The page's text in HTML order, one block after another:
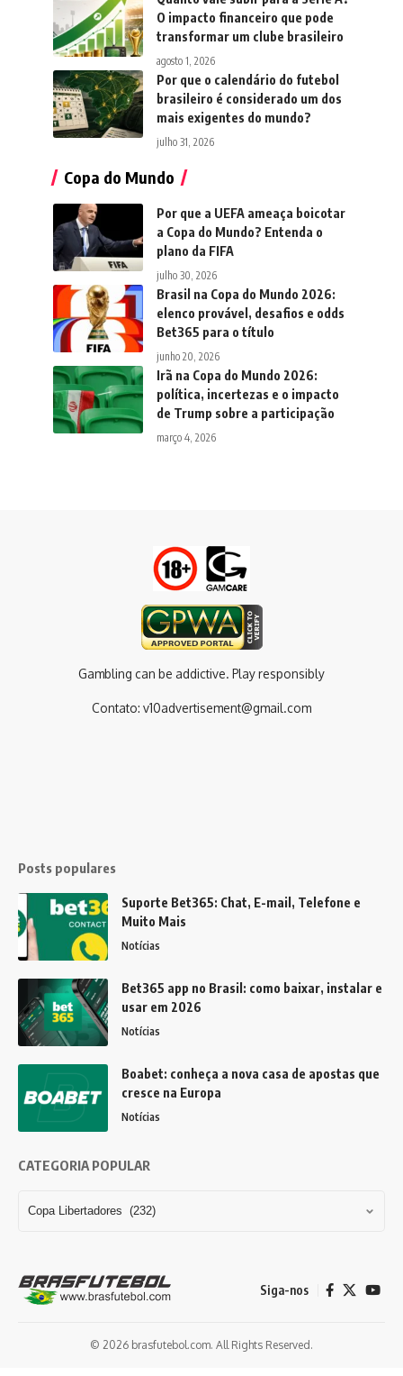
O impacto financeiro que pode
transformar um clube brasileiro
agosto 1, 2026
Por que o calendário do futebol
brasileiro é considerado um dos
mais exigentes do mundo?
julho 31, 2026
Copa do Mundo
Por que a UEFA ameaça boicotar
a Copa do Mundo? Entenda o
plano da FIFA
julho 30, 2026
Brasil na Copa do Mundo 2026:
elenco provável, desafios e odds
Bet365 para o título
junho 20, 2026
Irã na Copa do Mundo 2026:
política, incertezas e o impacto
de Trump sobre a participação
março 4, 2026
Gambling can be addictive. Play responsibly
Contato: v10advertisement@gmail.com
Posts populares
Suporte Bet365: Chat, E-mail, Telefone e
Muito Mais
Notícias
Bet365 app no Brasil: como baixar, instalar e
usar em 2026
Notícias
Boabet: conheça a nova casa de apostas que
cresce na Europa
Notícias
CATEGORIA POPULAR
Siga-nos
© 2026 brasfutebol.com. All Rights Reserved.